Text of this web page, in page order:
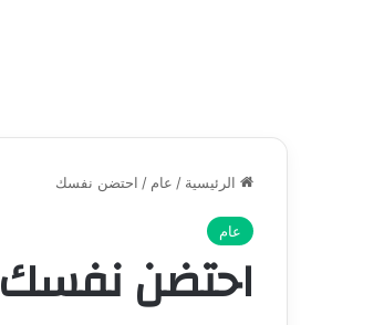
الرئيسية / عام / احتضن نفسك
عام
احتضن نفسك